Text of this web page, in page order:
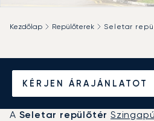
KÉRJEN ÁRAJÁNLATOT
Kezdőlap Repülőterek Seletar
Seletar
A Seletar repülőtér